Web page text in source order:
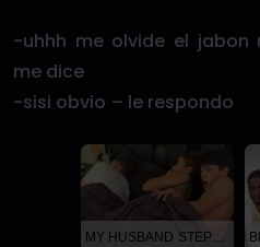
-uhhh me olvide el
me dice
-sisi obvio – le respondo
MY HUSBAND STEPSON MISTAKENLY GIVES ME IN THE ASS